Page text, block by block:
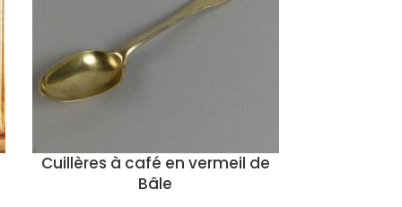
Cuillères à café en vermeil de
Bâle